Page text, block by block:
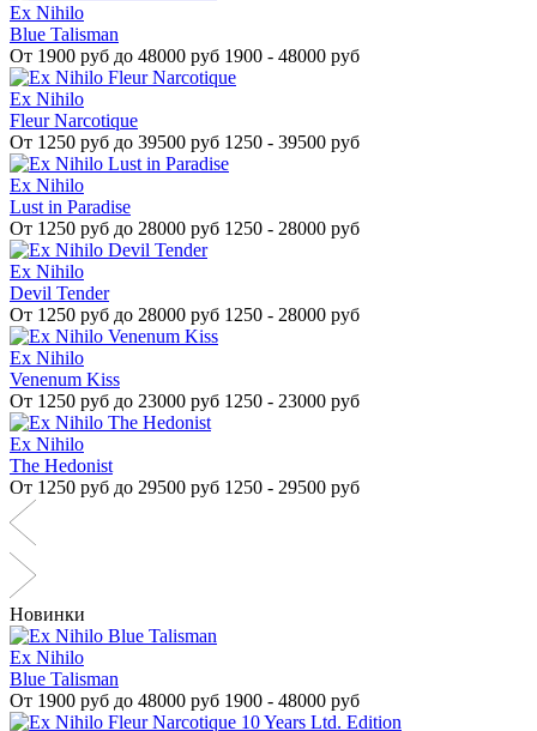
Ex Nihilo
Blue Talisman
От 1900 руб до 48000 руб 1900 - 48000 руб
Ex Nihilo
Fleur Narcotique
От 1250 руб до 39500 руб 1250 - 39500 руб
Ex Nihilo
Lust in Paradise
От 1250 руб до 28000 руб 1250 - 28000 руб
Ex Nihilo
Devil Tender
От 1250 руб до 28000 руб 1250 - 28000 руб
Ex Nihilo
Venenum Kiss
От 1250 руб до 23000 руб 1250 - 23000 руб
Ex Nihilo
The Hedonist
От 1250 руб до 29500 руб 1250 - 29500 руб
Новинки
Ex Nihilo
Blue Talisman
От 1900 руб до 48000 руб 1900 - 48000 руб